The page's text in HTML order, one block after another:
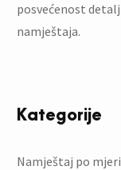
posvećenost
namještaja.
Kategorije
Namještaj po mjeri